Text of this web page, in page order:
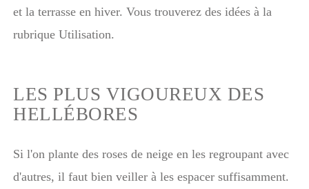
et la terrasse en hiver. Vous trouverez des idées à la
rubrique Utilisation.
LES PLUS VIGOUREUX DES
HELLÉBORES
Si l'on plante des roses de neige en les regroupant avec
d'autres, il faut bien veiller à les espacer suffisamment.